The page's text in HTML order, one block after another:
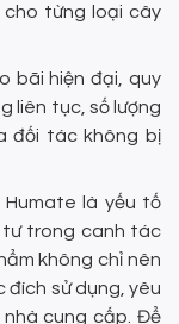
cho từng loại cây
bãi hiện đại, quy
liên tục, số lượng
đối tác không bị
Humate là yếu tố
tư trong canh tác
không chỉ nên
đích sử dụng, yêu
cung cấp. Để